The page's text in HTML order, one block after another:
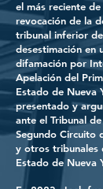
el más reciente
revocación de la
tribunal inferior
desestimación en
difamación por
Apelación del
Estado de Nueva
presentado y
ante el Tribunal
Segundo Circuito
y otros tribunales
Estado de Nueva